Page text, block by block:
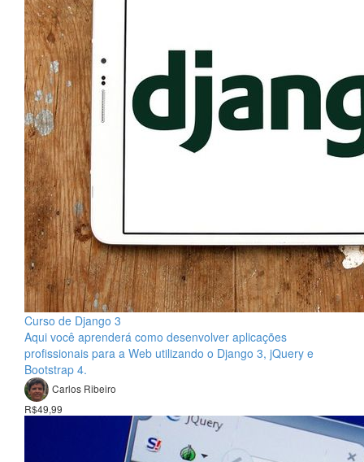
Curso de Django 3
Aqui você aprenderá como desenvolver aplicações
profissionais para a Web utilizando o Django 3, jQuery e
Bootstrap 4.
Carlos Ribeiro
R$49,99